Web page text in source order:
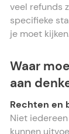
veel refunds
specifieke
je moet
Waar
aan
Rechten en
Niet
kunnen